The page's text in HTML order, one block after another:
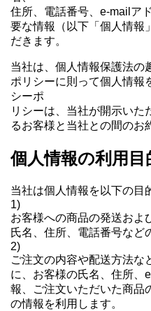
住所、電話番号、e-mailア
要な情報（以下「個人情報
だきます。
当社は、個人情報保護法の
ポリシーに則って個人情報
シーポ
リシーは、当社が開示いた
るお客様と当社との間のお
個人情報の利用目
当社は個人情報を以下の目
1)
お客様への商品の発送およ
氏名、住所、電話番号など
2)
ご注文の内容や配送方法な
に、お客様の氏名、住所、
報、ご注文いただいた商品
の情報を利用します。